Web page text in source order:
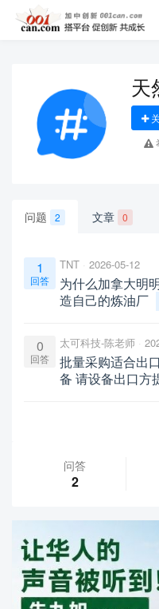
天
问题 2 文章 0
1
回答
TNT 2026-05-12
为什么加拿大明
造自己的炼油厂
0
回答
太可科技-陈老师
批量采购适合出
备 请设备出口方
问答
2